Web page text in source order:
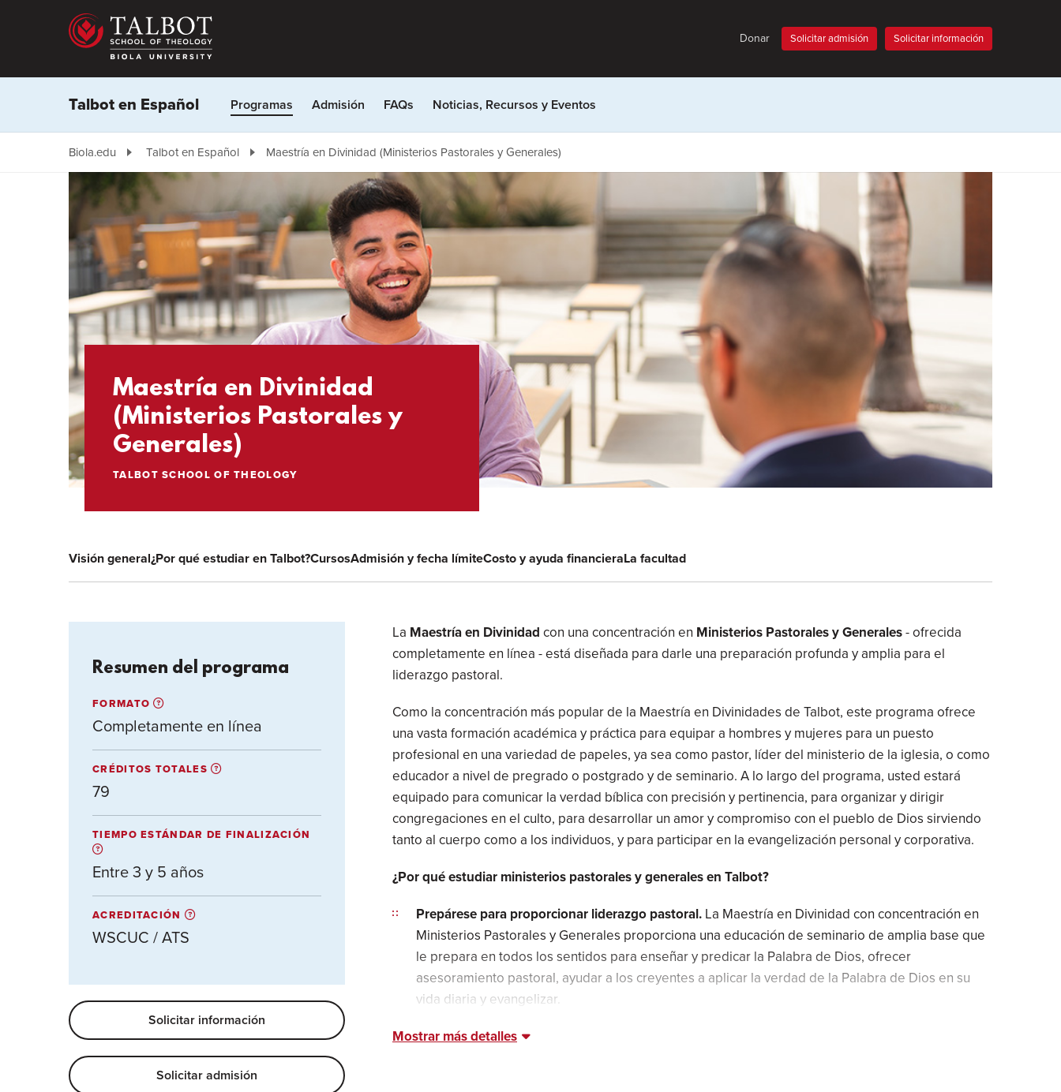
Donar Solicitar admisión Solicitar información
Talbot en Español Programas Admisión FAQs Noticias, Recursos y Eventos
Biola.edu Talbot en Español Maestría en Divinidad (Ministerios Pastorales y Generales)
Maestría en Divinidad
(Ministerios Pastorales y
Generales)
TALBOT SCHOOL OF THEOLOGY
Visión general¿Por qué estudiar en Talbot?CursosAdmisión y fecha límiteCosto y ayuda financieraLa facultad
Resumen del programa
FORMATO
Completamente en línea
CRÉDITOS TOTALES
79
TIEMPO ESTÁNDAR DE FINALIZACIÓN
Entre 3 y 5 años
ACREDITACIÓN
WSCUC / ATS
Solicitar información
Solicitar admisión
Visión
general
La Maestría en Divinidad con una concentración en Ministerios Pastorales y Generales- ofrecida
completamente en línea - está diseñada para darle una preparación profunda y amplia para el
liderazgo pastoral.
Como la concentración más popular de la Maestría en Divinidades de Talbot, este programa ofrece
una vasta formación académica y práctica para equipar a hombres y mujeres para un puesto
profesional en una variedad de papeles, ya sea como pastor, líder del ministerio de la iglesia, o como
educador a nivel de pregrado o postgrado y de seminario. A lo largo del programa, usted estará
equipado para comunicar la verdad bíblica con precisión y pertinencia, para organizar y dirigir
congregaciones en el culto, para desarrollar un amor y compromiso con el pueblo de Dios sirviendo
tanto al cuerpo como a los individuos, y para participar en la evangelización personal y corporativa.
¿Por qué estudiar ministerios pastorales y generales en Talbot?
Prepárese para proporcionar liderazgo pastoral. La Maestría en Divinidad con concentración en
Ministerios Pastorales y Generales proporciona una educación de seminario de amplia base que
le prepara en todos los sentidos para enseñar y predicar la Palabra de Dios, ofrecer
asesoramiento pastoral, ayudar a los creyentes a aplicar la verdad de la Palabra de Dios en su
vida diaria y evangelizar.
Mostrar más detalles